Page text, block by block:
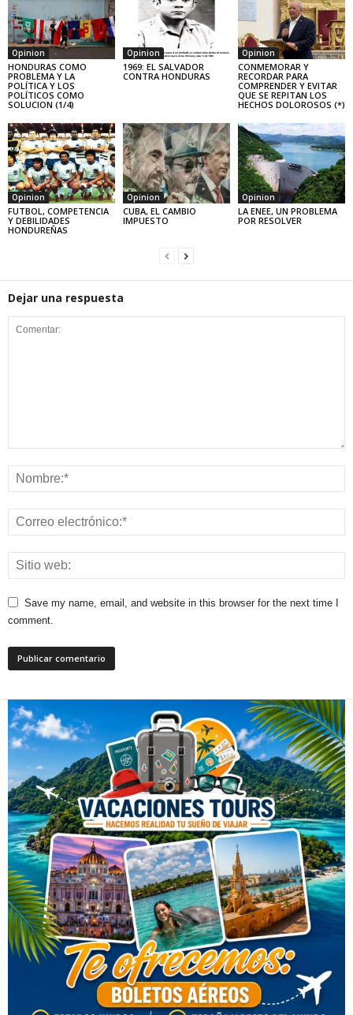
Opinion
HONDURAS COMO
PROBLEMA Y LA
POLÍTICA Y LOS
POLÍTICOS COMO
SOLUCION (1/4)
Opinion
1969: EL SALVADOR
CONTRA HONDURAS
Opinion
CONMEMORAR Y
RECORDAR PARA
COMPRENDER Y EVITAR
QUE SE REPITAN LOS
HECHOS DOLOROSOS (*)
Opinion
FUTBOL, COMPETENCIA
Y DEBILIDADES
HONDUREÑAS
Opinion
CUBA, EL CAMBIO
IMPUESTO
Opinion
LA ENEE, UN PROBLEMA
POR RESOLVER
Dejar una respuesta
Save my name, email, and website in this browser for the next time I
comment.